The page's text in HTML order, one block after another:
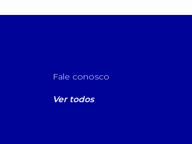
Fale conosco
Ver todos